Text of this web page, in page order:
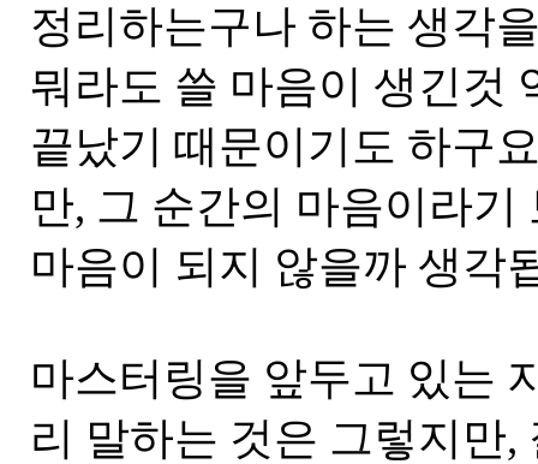
정리하는구나 하는 생각
뭐라도 쓸 마음이 생긴것
끝났기 때문이기도 하구
만, 그 순간의 마음이라
마음이 되지 않을까 생각
마스터링을 앞두고 있는
리 말하는 것은 그렇지만,